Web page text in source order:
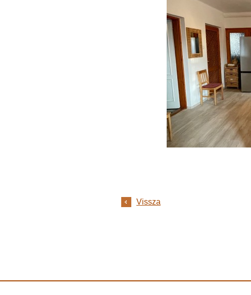
Vissza